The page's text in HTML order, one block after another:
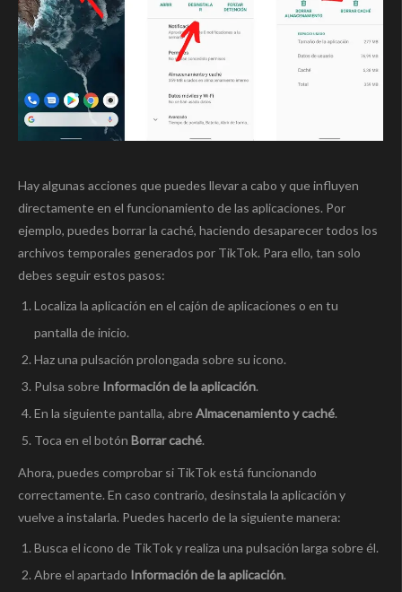
Hay algunas acciones que puedes llevar a cabo y que influyen
directamente en el funcionamiento de las aplicaciones. Por
ejemplo, puedes borrar la caché, haciendo desaparecer todos los
archivos temporales generados por TikTok. Para ello, tan solo
debes seguir estos pasos:
Localiza la aplicación en el cajón de aplicaciones o en tu
pantalla de inicio.
Haz una pulsación prolongada sobre su icono.
Pulsa sobre Información de la aplicación.
En la siguiente pantalla, abreAlmacenamiento y caché.
Toca en el botón Borrar caché.
Ahora, puedes comprobar si TikTok está funcionando
correctamente. En caso contrario, desinstala la aplicación y
vuelve a instalarla. Puedes hacerlo de la siguiente manera:
Busca el icono de TikTok y realiza una pulsación larga sobre él.
Abre el apartado Información de la aplicación.